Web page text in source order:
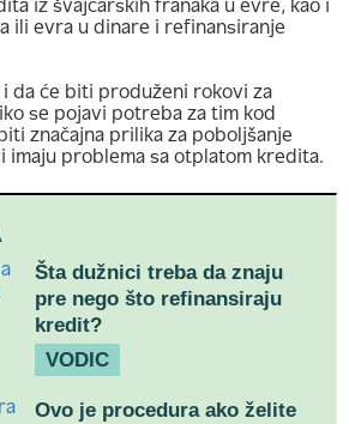
iz švajcarskih franaka u evre, kao i
ili evra u dinare i refinansiranje
i da će biti produženi rokovi za
se pojavi potreba za tim kod
značajna prilika za poboljšanje
imaju problema sa otplatom kredita.
Šta dužnici treba da znaju
pre nego što refinansiraju
kredit?
VODIC
Ovo je procedura ako želite